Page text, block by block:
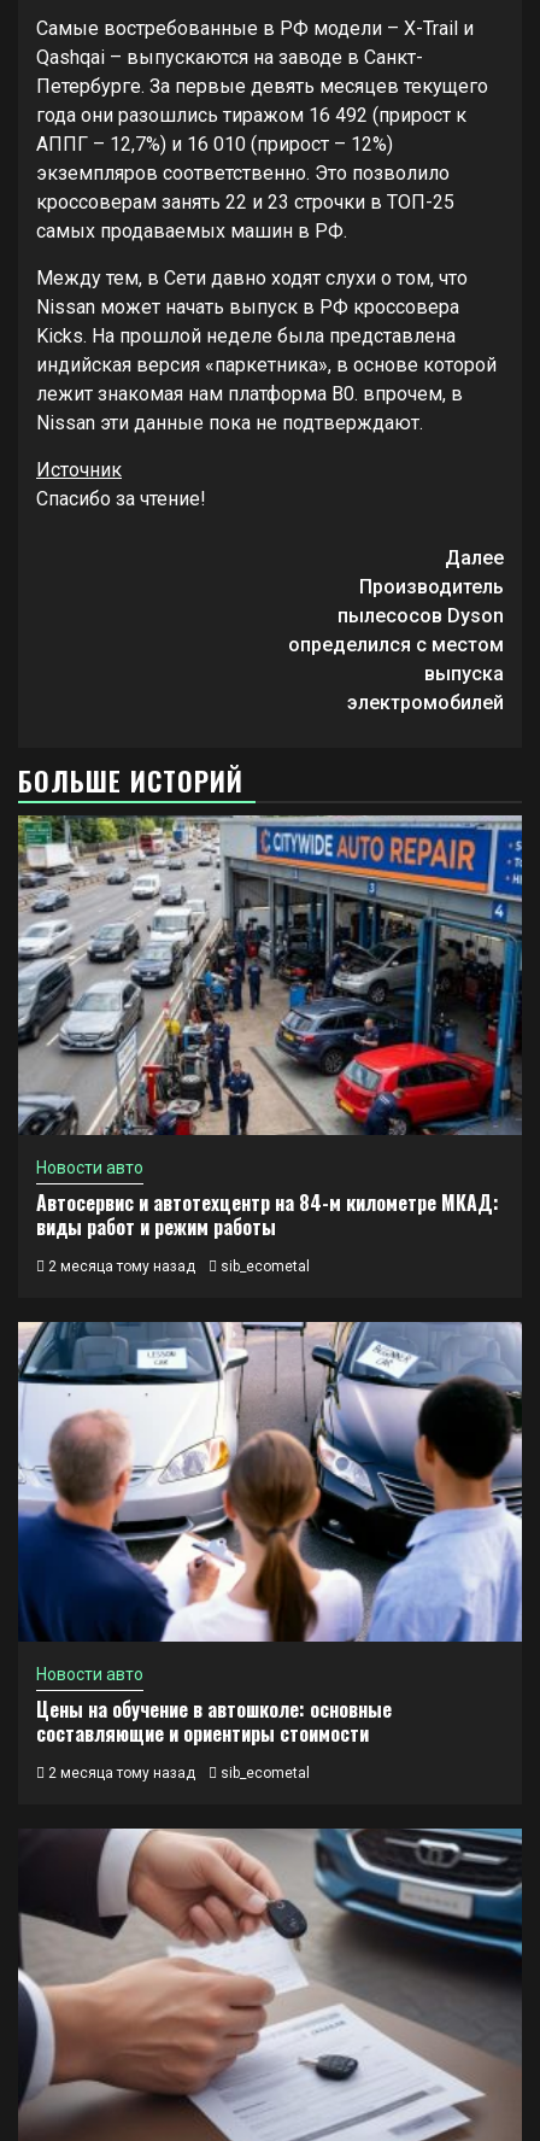
Самые востребованные в РФ модели – X-Trail и
Qashqai – выпускаются на заводе в Санкт-
Петербурге. За первые девять месяцев текущего
года они разошлись тиражом 16 492 (прирост к
АППГ – 12,7%) и 16 010 (прирост – 12%)
экземпляров соответственно. Это позволило
кроссоверам занять 22 и 23 строчки в ТОП-25
самых продаваемых машин в РФ.
Между тем, в Сети давно ходят слухи о том, что
Nissan может начать выпуск в РФ кроссовера
Kicks. На прошлой неделе была представлена
индийская версия «паркетника», в основе которой
лежит знакомая нам платформа B0. впрочем, в
Nissan эти данные пока не подтверждают.
Источник
Спасибо за чтение!
Далее
Производитель
пылесосов Dyson
определился с местом
выпуска
электромобилей
БОЛЬШЕ ИСТОРИЙ
Новости авто
Автосервис и автотехцентр на 84-м километре МКАД:
виды работ и режим работы
2 месяца тому назад sib_ecometal
Новости авто
Цены на обучение в автошколе: основные
составляющие и ориентиры стоимости
2 месяца тому назад sib_ecometal